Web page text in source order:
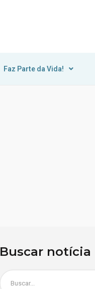
Faz Parte da Vida!
Buscar notícia